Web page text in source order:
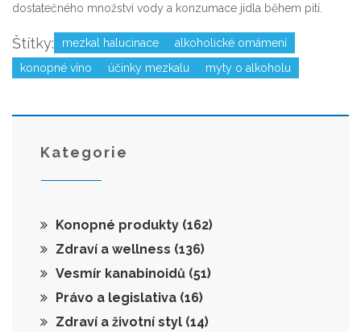
dostatečného množství vody a konzumace jídla během pití.
Štítky: mezkal halucinace
alkoholické omámení
konopné víno
účinky mezkalu myty o alkoholu
Kategorie
Konopné produkty (162)
Zdraví a wellness (136)
Vesmír kanabinoidů (51)
Právo a legislativa (16)
Zdraví a životní styl (14)